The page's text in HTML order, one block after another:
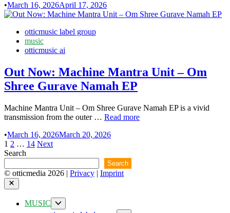
•March 16, 2026April 17, 2026
Postedotticmusic label group
music
otticmusic ai
Out Now: Machine Mantra Unit – Om
Shree Gurave Namah EP
Machine Mantra Unit – Om Shree Gurave Namah EP is a vivid
transmission from the outer … Out
Machine
–
Om
Read more
•March 16, 2026March 20, 2026
Posts
pagination
1 2 … 14 Next
Search
Search
© otticmedia 2026 | Privacy | Imprint
Close
MUSIC
Show
sub